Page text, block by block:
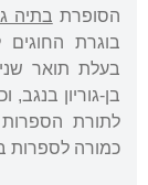
הסופרת בתיה
בוגרת החוגים
בעלת תואר
בן-גוריון
לתורת
כמורה לספרות